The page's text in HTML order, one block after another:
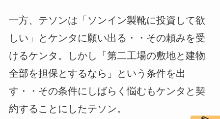
一方、テソンは「ソンイン製靴に投資して欲
しい」とケンタに願い出る・・その頼みを受
けるケンタ。しかし「第二工場の敷地と建物
全部を担保とするなら」という条件を出
す・・その条件にしばらく悩むもケンタと契
約することにしたテソン。